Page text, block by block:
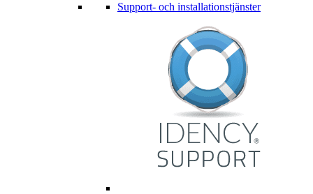
Support- och installationstjänster